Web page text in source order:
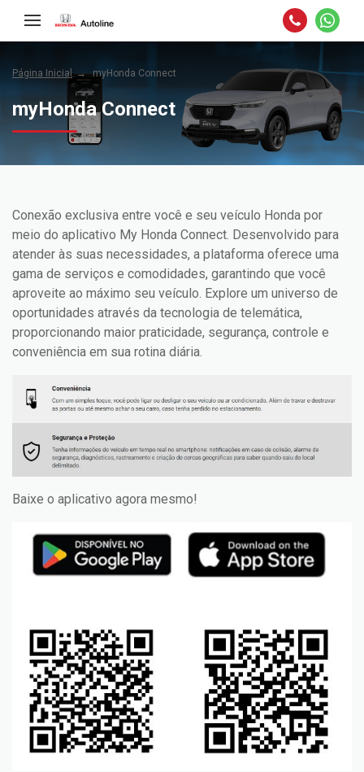
Página Inicial myHonda Connect
myHonda Connect
Conexão exclusiva entre você e seu veículo Honda por
meio do aplicativo My Honda Connect. Desenvolvido para
atender às suas necessidades, a plataforma oferece uma
gama de serviços e comodidades, garantindo que você
aproveite ao máximo seu veículo. Explore um universo de
oportunidades através da tecnologia de telemática,
proporcionando maior praticidade, segurança, controle e
conveniência em sua rotina diária.
Baixe o aplicativo agora mesmo!